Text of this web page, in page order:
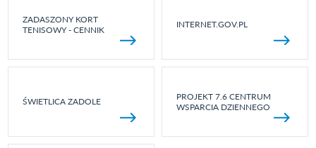
ZADASZONY KORT
TENISOWY - CENNIK
INTERNET.GOV.PL
ŚWIETLICA ZADOLE
PROJEKT 7.6 CENTRUM
WSPARCIA DZIENNEGO